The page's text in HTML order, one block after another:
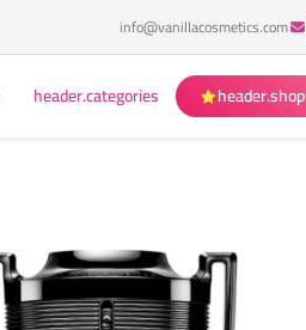
info@vanillacosmetics.com
header.shop
header.categories